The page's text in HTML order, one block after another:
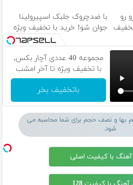
رو
با ضدچروک جلبک اسپیرولینا
جوان شو! خرید با تخفیف ویژه
مجموعه 40 عددی آچار بکس,
با تخفیف ویژه تا آخر امشب
باتخفیف بخر
بها و نصف حجم برای شما محاسبه می
شود.
آهنگ با کیفیت اصلی